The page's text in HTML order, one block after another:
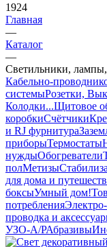
1924
Главная
—
Каталог
—
Светильники,
Кабельно-
системыРозетки,
Колодки...Щитовое
коробкиСчётчики
и RJ фурнитура
приборыТермостаты
нуждыОбогреватели
полМетизы
для дома и
боксыУмный дом
потребления
проводка и
УЗО-А/РАбразивы